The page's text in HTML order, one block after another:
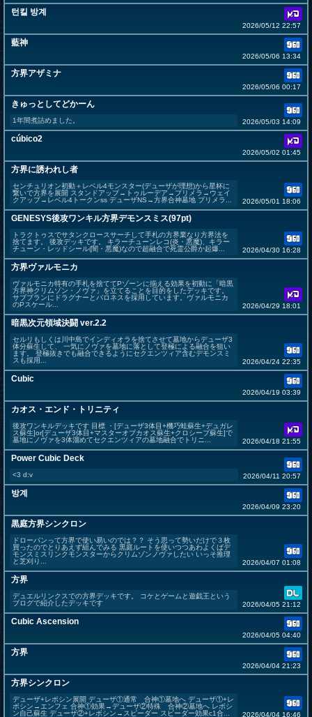
턴킬 방계
2026/05/12 22:57
藍神
2026/05/06 13:34
方界アザミナ
2026/05/06 00:17
きゅっとしてどかーん
1年間煮詰めました。 2026/05/03 14:09
cúbico2
2026/05/02 01:45
方界に誘われし者
センチュリオン初動＋レベル4モンスター(デューザが理想)から星杯に
繋いで方界を展開 スタンドアップ→トゥルーデア→プリメラ→ウェイ
クアップ→レベル4トークンss デューザNS→方界合神墓地 プリメラ...
2026/05/01 18:06
GENESYS後攻ワンキル方界デモンスミス(97pt)
トラクトゥスでサタンクロースサーチして手札の方界業なり方界法を
捨てます。 後攻デッキです。 キラーチューンレコ(炎・悪魔)、キラー
チューン・レッドシール(闇・悪魔)なので超融合で死霊公爵か起爆...
2026/04/30 16:28
方界ヴァルモニカ
ヴァルモニカ特有の手札を捨ててPゾーンに揃える効果を初動に「暗黒
方界神クリムゾン・ノヴァ」を立てることを目的をしたデッキです。
サブプランにドラグナーとバロネスを採用しています。ヴァルモニカ
のPスケール...
2026/04/29 18:01
暗黒次元領域決闘 ver.2.2
セルリもしくは川中島でインディオラを捨てさせて墓地からデューザ3
体分蘇生して、 一気にノヴァを墓地に落として登極による融合を狙い
ます。 登極抜きでも融合できるようにセクエンツィア含むデモンスミ
スも採用...
2026/04/24 22:35
Cubic
2026/04/19 03:39
カオス・エンド・トリニティ
後攻ワンキルデッキです 目標 ・[デューザ3体目+機巧蛙蘇生+デュガレ
ス蘇生]or[デューザ3体目+マスターオブカオス蘇生+クロシープ蘇生]で
墓地にノヴァを3体溜めてセクエンツィアの墓地融合でトリニ...
2026/04/18 21:55
Power Cubic Deck
<3 d:v 2026/04/11 20:57
방계
2026/04/09 23:20
黒庭方界シンクロン
ドローパンって方界で使い易いのでは？？ そう思って勢いだけで３枚
買ったのでとりあえず組んでみる 黒庭ルートを使いつつあわよくばデ
モンスミスリンクモンスターからクリムゾンノヴァしたい いっそ推理
と芝刈り...
2026/04/07 01:08
方界
デュエルリンクスでの方界デッキです。 コケとゲームと遊戯王という
ブログで紹介したデッキです
2026/04/05 21:12
Cubic Ascension
2026/04/05 04:40
方界
2026/04/04 21:23
方界シンクロン
デューザ+レボシン展開 デューザ①通常 合神①墓地へ デューザ①+レ
ボシン→エンフェ 合神①効果→デューザ②特殊 合神②墓地へ レボシ
ン自己蘇生 デューザ②+レボシン→スピーダー スピーダー効果c1合...
2026/04/04 16:46